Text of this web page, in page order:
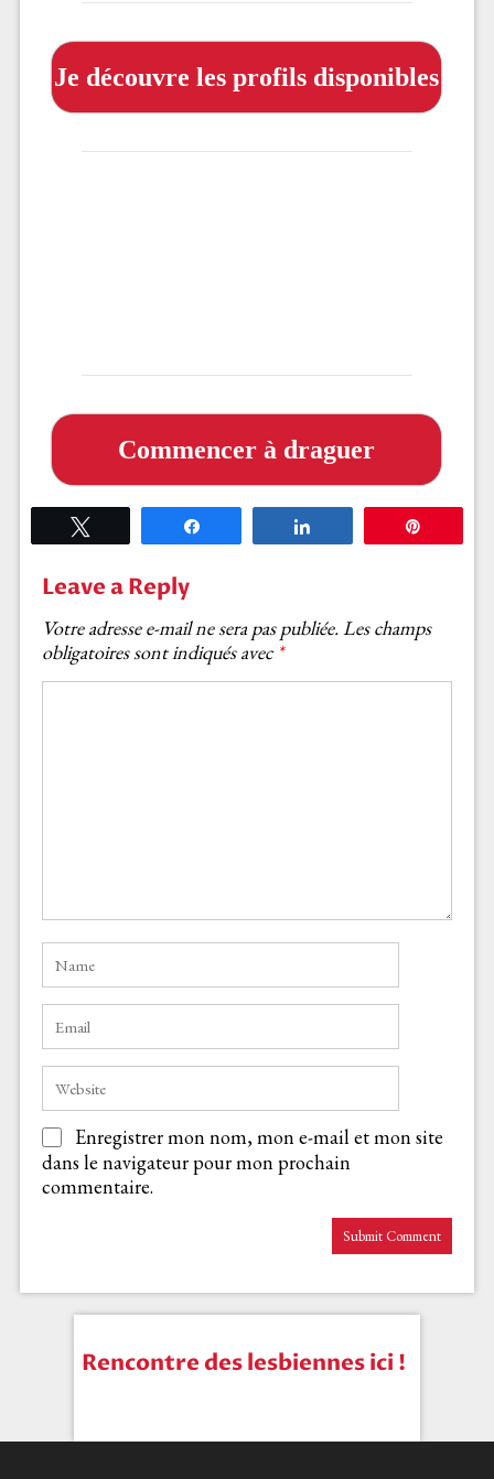
Je découvre les profils disponibles
Commencer à draguer
Leave a Reply
Votre adresse e-mail ne sera pas publiée.Les champs
obligatoires sont indiqués avec *
Enregistrer mon nom, mon e-mail et mon site
dans le navigateur pour mon prochain
commentaire.
Rencontre des lesbiennes ici !